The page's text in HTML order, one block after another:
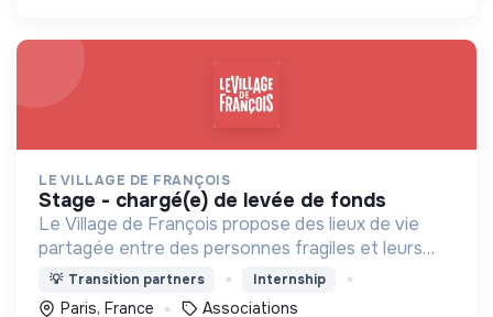
LE VILLAGE DE FRANÇOIS
stage - chargé(e) de levée de fonds
Le Village de François propose des lieux de vie
partagée entre des personnes fragiles et leurs
accompagnateurs autour de 3 axes : - Le vivre-
ensemble - L’activité économique - L’écologie
💡 Transition partners Internship
Paris, France Associations